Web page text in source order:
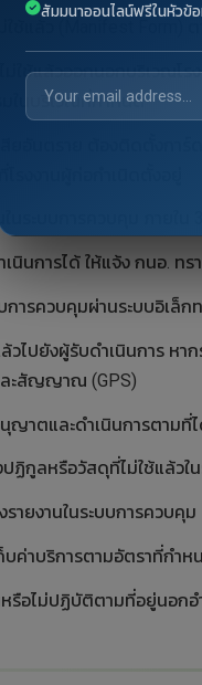
แล้ว (Manifest Form) ต
ใช้แล้วออกนอกบริเวณโ
ในบริเวณที่กำหนด
อันตราย ต้องติดตั้งการ์
รงงานผู้ก่อกำเนิดตั้งอยู่
นระบบการควบคุม ภาย
นินการได้ ให้แจ้ง กนอ. ทร
การควบคุมผ่านระบบอิเล็ก
วไปยังผู้รับดำเนินการ
ละสัญญาณ (GPS)
าตและดำเนินการตามที่
ฏิกูลหรือวัสดุที่ไม่ใช้แล้วใ
ายงานในระบบการควบคุม
บค่าบริการตามอัตราที่กำห
อไม่ปฏิบัติตามที่อยู่นอกอ
สัมมนาออนไลน์ฟรีในหัวข้